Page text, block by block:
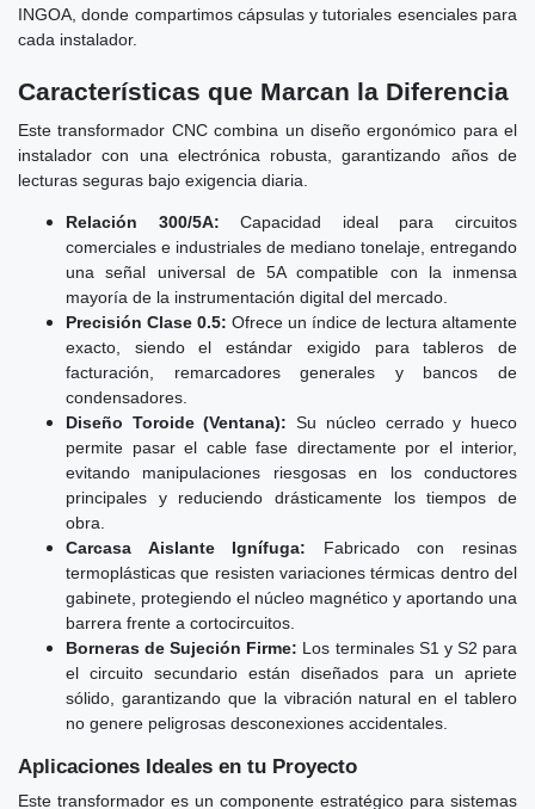
INGOA, donde compartimos cápsulas y tutoriales esenciales para
cada instalador.
Características que Marcan la Diferencia
Este transformador CNC combina un diseño ergonómico para el
instalador con una electrónica robusta, garantizando años de
lecturas seguras bajo exigencia diaria.
Relación 300/5A: Capacidad ideal para circuitos
comerciales e industriales de mediano tonelaje, entregando
una señal universal de 5A compatible con la inmensa
mayoría de la instrumentación digital del mercado.
Precisión Clase 0.5: Ofrece un índice de lectura altamente
exacto, siendo el estándar exigido para tableros de
facturación, remarcadores generales y bancos de
condensadores.
Diseño Toroide (Ventana): Su núcleo cerrado y hueco
permite pasar el cable fase directamente por el interior,
evitando manipulaciones riesgosas en los conductores
principales y reduciendo drásticamente los tiempos de
obra.
Carcasa Aislante Ignífuga: Fabricado con resinas
termoplásticas que resisten variaciones térmicas dentro del
gabinete, protegiendo el núcleo magnético y aportando una
barrera frente a cortocircuitos.
Borneras de Sujeción Firme: Los terminales S1 y S2 para
el circuito secundario están diseñados para un apriete
sólido, garantizando que la vibración natural en el tablero
no genere peligrosas desconexiones accidentales.
Aplicaciones Ideales en tu Proyecto
Este transformador es un componente estratégico para sistemas